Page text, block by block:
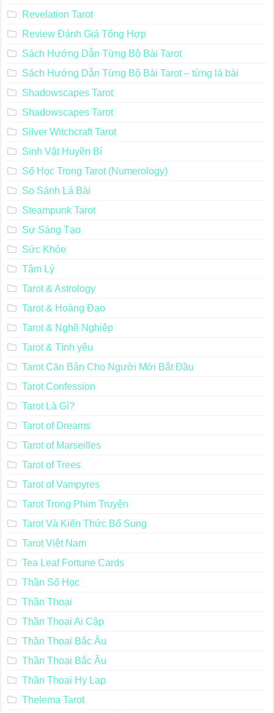
Revelation Tarot
Review Đánh Giá Tổng Hợp
Sách Hướng Dẫn Từng Bộ Bài Tarot
Sách Hướng Dẫn Từng Bộ Bài Tarot – từng lá bài
Shadowscapes Tarot
Shadowscapes Tarot
Silver Witchcraft Tarot
Sinh Vật Huyền Bí
Số Học Trong Tarot (Numerology)
So Sánh Lá Bài
Steampunk Tarot
Sự Sáng Tạo
Sức Khỏe
Tâm Lý
Tarot & Astrology
Tarot & Hoàng Đạo
Tarot & Nghề Nghiệp
Tarot & Tình yêu
Tarot Căn Bản Cho Người Mới Bắt Đầu
Tarot Confession
Tarot Là Gì?
Tarot of Dreams
Tarot of Marseilles
Tarot of Trees
Tarot of Vampyres
Tarot Trong Phim Truyện
Tarot Và Kiến Thức Bổ Sung
Tarot Việt Nam
Tea Leaf Fortune Cards
Thần Số Học
Thần Thoại
Thần Thoại Ai Cập
Thần Thoại Bắc Âu
Thần Thoại Bắc Âu
Thần Thoại Hy Lạp
Thelema Tarot